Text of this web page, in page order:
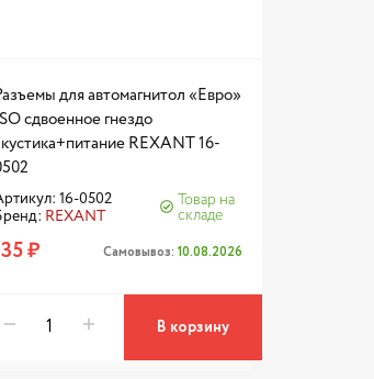
для автомагнитол «Евро»
ISO сдвоенное гнездо
REXANT 16-
16-0502
REXANT
Товар на
складе
₽ Самовывоз: 10.08.2026
В корзину